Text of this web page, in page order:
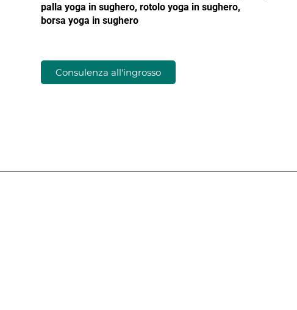
palla yoga in sughero, rotolo yoga in sughero,
borsa yoga in sughero
Consulenza all'ingrosso